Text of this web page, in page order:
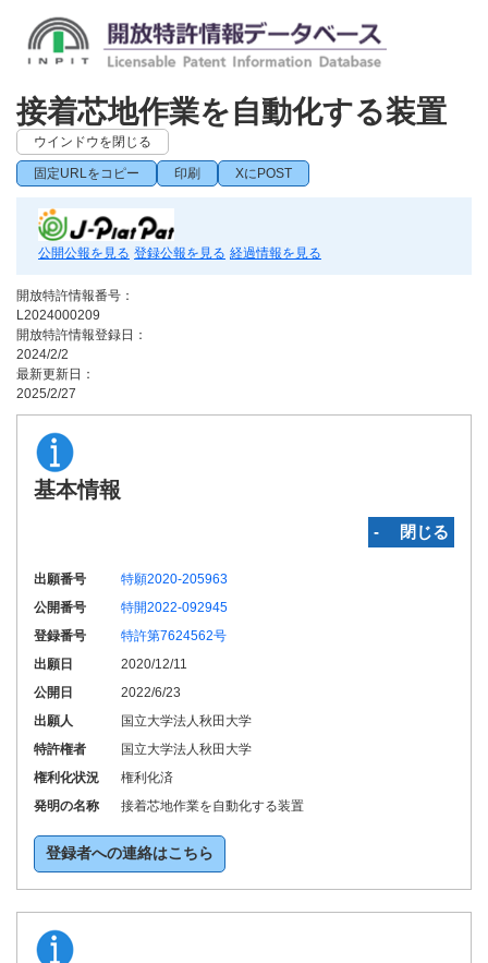
接着芯地作業を自動化する装置
ウインドウを閉じる
固定URLをコピー 印刷 XにPOST
公開公報を見る 登録公報を見る 経過情報を見る
開放特許情報番号：
L2024000209
開放特許情報登録日：
2024/2/2
最新更新日：
2025/2/27
基本情報
‐ 閉じる
出願番号
特願2020-205963
公開番号
特開2022-092945
登録番号
特許第7624562号
出願日
2020/12/11
公開日
2022/6/23
出願人
国立大学法人秋田大学
特許権者
国立大学法人秋田大学
権利化状況
権利化済
発明の名称
接着芯地作業を自動化する装置
登録者への連絡はこちら